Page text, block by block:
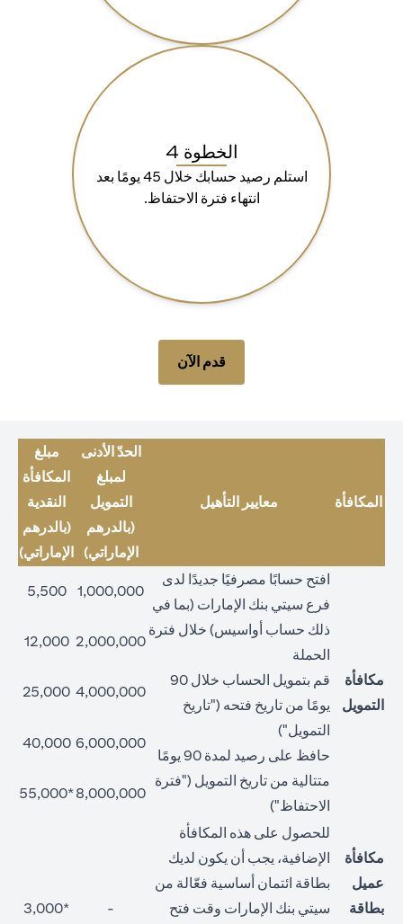
الخطوة 4
استلم رصيد حسابك خلال 45 يومًا بعد
انتهاء فترة الاحتفاظ.
قدم الآن
المكافأة معايير التأهيل
الحدّ الأدنى
لمبلغ
التمويل
(بالدرهم
الإماراتي)
مبلغ
المكافأة
النقدية
(بالدرهم
الإماراتي)
مكافأة
التمويل
افتح حسابًا مصرفيًا جديدًا لدى
فرع سيتي بنك الإمارات (بما في
ذلك حساب أواسيس) خلال فترة
الحملة
قم بتمويل الحساب خلال 90
يومًا من تاريخ فتحه ("تاريخ
التمويل")
حافظ على رصيد لمدة 90 يومًا
متتالية من تاريخ التمويل ("فترة
الاحتفاظ")
1,000,000
5,500
2,000,000
12,000
4,000,000
25,000
6,000,000
40,000
8,000,000
*55,000
مكافأة
عميل
بطاقة
للحصول على هذه المكافأة
الإضافية، يجب أن يكون لديك
بطاقة ائتمان أساسية فعّالة من
سيتي بنك الإمارات وقت فتح
-
*3,000